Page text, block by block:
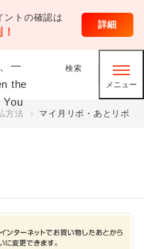
ントの確認は
詳細
検索
メニュー
方法 マイ月リボ・あとリボ